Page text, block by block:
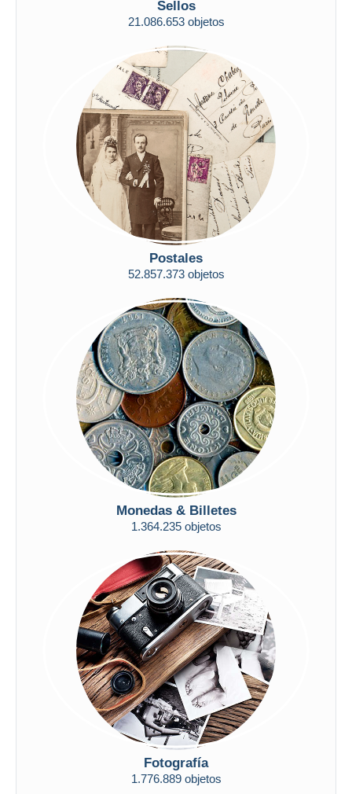
Transferencia bancaria
Visa
Mastercard
Bancontact
iDeal
Maestro
Deseleccionar todo
Residencia del vendedor
Aplicar
Sellos
21.086.653 objetos
Postales
52.857.373 objetos
Monedas & Billetes
1.364.235 objetos
Fotografía
1.776.889 objetos